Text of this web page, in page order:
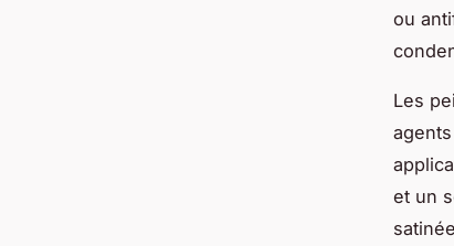
ou
Les
et un